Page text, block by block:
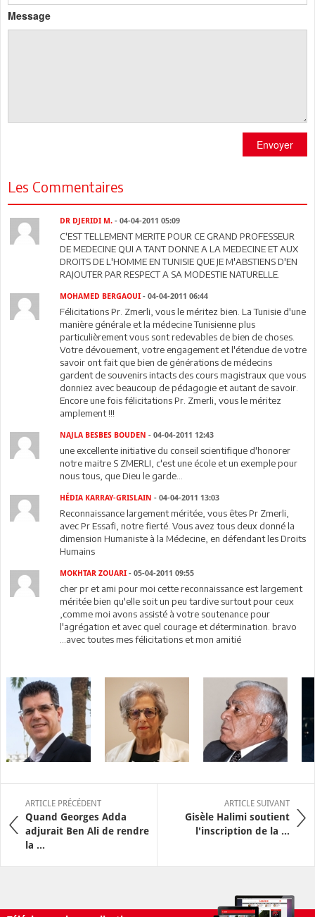
Message
Envoyer
Les Commentaires
DR DJERIDI M. - 04-04-2011 05:09
C'EST TELLEMENT MERITE POUR CE GRAND PROFESSEUR
DE MEDECINE QUI A TANT DONNE A LA MEDECINE ET AUX
DROITS DE L'HOMME EN TUNISIE QUE JE M'ABSTIENS D'EN
RAJOUTER PAR RESPECT A SA MODESTIE NATURELLE.
MOHAMED BERGAOUI - 04-04-2011 06:44
Félicitations Pr. Zmerli, vous le méritez bien. La Tunisie d'une
manière générale et la médecine Tunisienne plus
particulièrement vous sont redevables de bien de choses.
Votre dévouement, votre engagement et l'étendue de votre
savoir ont fait que bien de générations de médecins
gardent de souvenirs intacts des cours magistraux que vous
donniez avec beaucoup de pédagogie et autant de savoir.
Encore une fois félicitations Pr. Zmerli, vous le méritez
amplement !!!
NAJLA BESBES BOUDEN - 04-04-2011 12:43
une excellente initiative du conseil scientifique d'honorer
notre maitre S ZMERLI, c'est une école et un exemple pour
nous tous, que Dieu le garde...
HÉDIA KARRAY-GRISLAIN - 04-04-2011 13:03
Reconnaissance largement méritée, vous êtes Pr Zmerli,
avec Pr Essafi, notre fierté. Vous avez tous deux donné la
dimension Humaniste à la Médecine, en défendant les Droits
Humains
MOKHTAR ZOUARI - 05-04-2011 09:55
cher pr et ami pour moi cette reconnaissance est largement
méritée bien qu'elle soit un peu tardive surtout pour ceux
,comme moi avons assisté à votre soutenance pour
l'agrégation et avec quel courage et détermination. bravo
...avec toutes mes félicitations et mon amitié
ARTICLE PRÉCÉDENT
Quand Georges Adda
adjurait Ben Ali de rendre
la ...
ARTICLE SUIVANT
Gisèle Halimi soutient
l'inscription de la ...